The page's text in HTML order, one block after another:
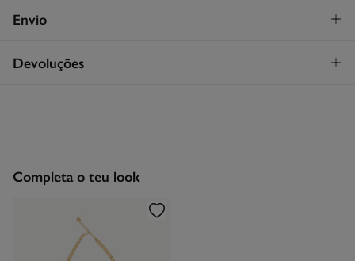
Composição
Cuidados
Limpeza a seco com percloroetileno.
Envio
STANDARD
Devoluções
Completa o teu look